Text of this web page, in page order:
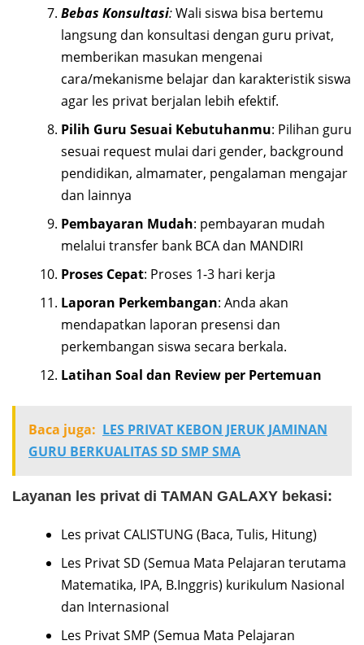
Bebas Konsultasi:Wali siswa bisa bertemu
langsung dan konsultasi dengan guru privat,
memberikan masukan mengenai
cara/mekanisme belajar dan karakteristik siswa
agar les privat berjalan lebih efektif.
Pilih Guru Sesuai Kebutuhanmu: Pilihan guru
sesuai request mulai dari gender, background
pendidikan, almamater, pengalaman mengajar
dan lainnya
Pembayaran Mudah: pembayaran mudah
melalui transfer bank BCA dan MANDIRI
Proses Cepat: Proses 1-3 hari kerja
Laporan Perkembangan: Anda akan
mendapatkan laporan presensi dan
perkembangan siswa secara berkala.
Latihan Soal dan Review per Pertemuan
Baca juga: LES PRIVAT KEBON JERUK JAMINAN
GURU BERKUALITAS SD SMP SMA
Layanan les privat di TAMAN GALAXY bekasi:
Les privat CALISTUNG (Baca, Tulis, Hitung)
Les Privat SD (Semua Mata Pelajaran terutama
Matematika, IPA, B.Inggris) kurikulum Nasional
dan Internasional
Les Privat SMP (Semua Mata Pelajaran